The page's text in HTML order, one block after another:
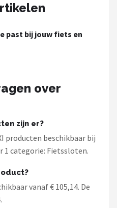
past bij jouw fiets en
over
zijn er?
producten beschikbaar bij
1 categorie: Fietssloten.
vanaf € 105,14. De